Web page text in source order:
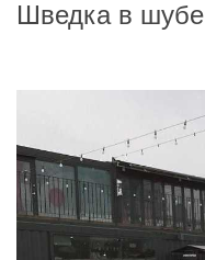
Шведка в шубе